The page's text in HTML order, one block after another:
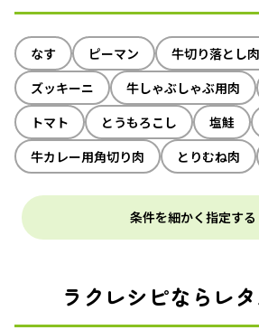
なす ピーマン 牛切り落とし肉
ズッキーニ
牛しゃぶしゃぶ用肉
トマト
とうもろこし 塩鮭
牛カレー用角切り肉
とりむね肉
条件を細かく指定する
ラクレシピならレ